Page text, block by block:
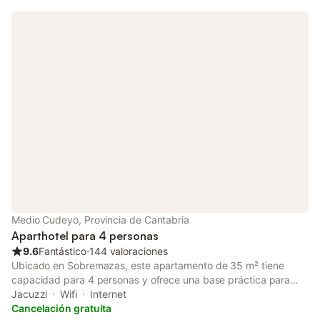
Medio Cudeyo, Provincia de Cantabria
Aparthotel para 4 personas
9.6Fantástico⋅144 valoraciones
Ubicado en Sobremazas, este apartamento de 35 m² tiene
capacidad para 4 personas y ofrece una base práctica para
explorar la zona. La propiedad cuenta con entrada privada y
habitaciones insonorizadas, lo que garantiza una estancia
Jacuzzi Wifi
Internet
Cancelación gratuita